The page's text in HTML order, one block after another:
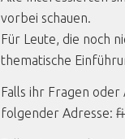
vorbei schauen.
Für Leute, die noch
thematische
Falls ihr Fragen
folgender Adresse: